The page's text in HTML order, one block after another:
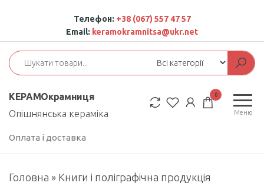
контенту
Телефон: +38 (067) 557 47 57
Email: keramokramnitsa@ukr.net
КЕРАМОкрамниця
Опішнянська кераміка
Меню
0
Оплата і доставка
Головна » Книги і поліграфічна продукція